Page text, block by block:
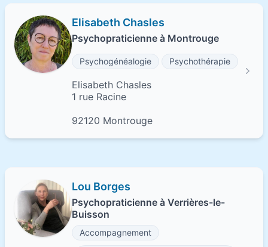
Elisabeth Chasles
Psychopraticienne à Montrouge
Psychogénéalogie Psychothérapie
Elisabeth Chasles
1 rue Racine
92120 Montrouge
Lou Borges
Psychopraticienne à Verrières-le-
Buisson
Accompagnement